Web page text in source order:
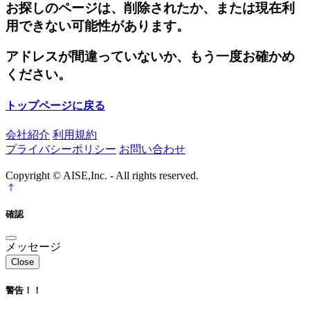
お探しのページは、削除されたか、または現在利
用できない可能性があります。
アドレスが間違っていないか、もう一度お確かめ
ください。
トップページに戻る
会社紹介 利用規約
プライバシーポリシー お問い合わせ
Copyright © AISE,Inc. - All rights reserved.
確認
メッセージ
Close
警告！！